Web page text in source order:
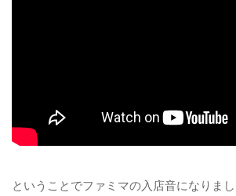
ということでファミマの入店音になりま